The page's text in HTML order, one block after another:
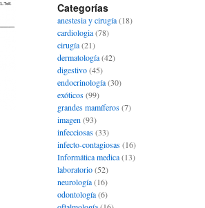
Categorías
anestesia y cirugía(18)
cardiologia(78)
cirugía(21)
dermatología(42)
digestivo(45)
endocrinología(30)
exóticos(99)
grandes mamíferos(7)
imagen (93)
infecciosas(33)
infecto-contagiosas(16)
Informática medica(13)
laboratorio(52)
neurología(16)
odontología(6)